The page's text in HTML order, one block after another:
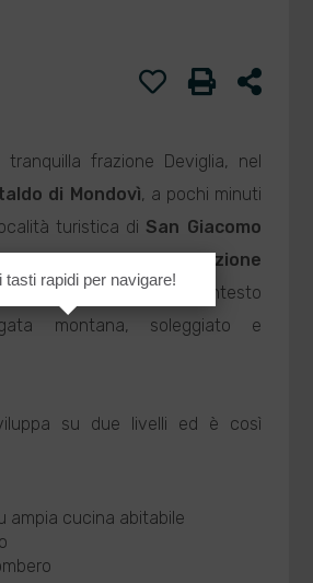
frazione Deviglia, nel
di Mondovì, a pochi minuti
turistica di San Giacomo
inVendita Porzione
tre lati, inserita in contesto
montana, soleggiato e
su due livelli ed è così
ampia cucina abitabile
tasti rapidi per navigare!